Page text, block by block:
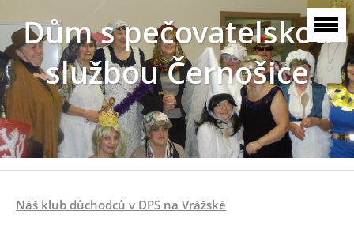
Dům s pečovatelskou
službou Černošice
Náš klub důchodců v DPS na Vrážské